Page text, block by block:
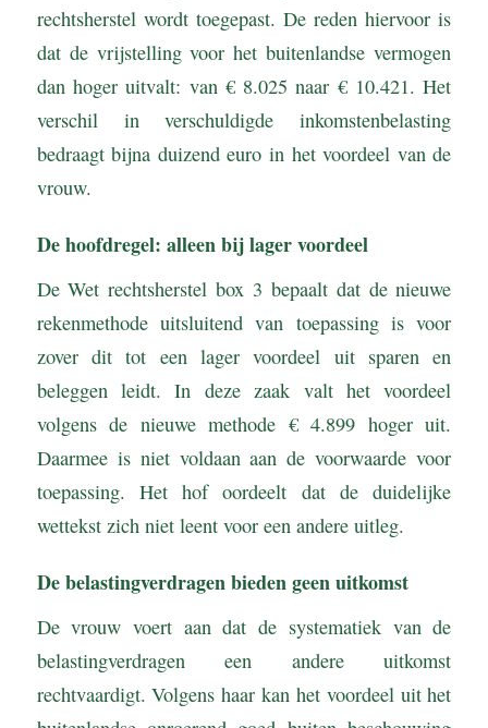
rechtsherstel wordt toegepast. De reden hiervoor is
dat de vrijstelling voor het buitenlandse vermogen
dan hoger uitvalt: van € 8.025 naar € 10.421. Het
verschil in verschuldigde inkomstenbelasting
bedraagt bijna duizend euro in het voordeel van de
vrouw.
De hoofdregel: alleen bij lager voordeel
De Wet rechtsherstel box 3 bepaalt dat de nieuwe
rekenmethode uitsluitend van toepassing is voor
zover dit tot een lager voordeel uit sparen en
beleggen leidt. In deze zaak valt het voordeel
volgens de nieuwe methode € 4.899 hoger uit.
Daarmee is niet voldaan aan de voorwaarde voor
toepassing. Het hof oordeelt dat de duidelijke
wettekst zich niet leent voor een andere uitleg.
De belastingverdragen bieden geen uitkomst
De vrouw voert aan dat de systematiek van de
belastingverdragen een andere uitkomst
rechtvaardigt. Volgens haar kan het voordeel uit het